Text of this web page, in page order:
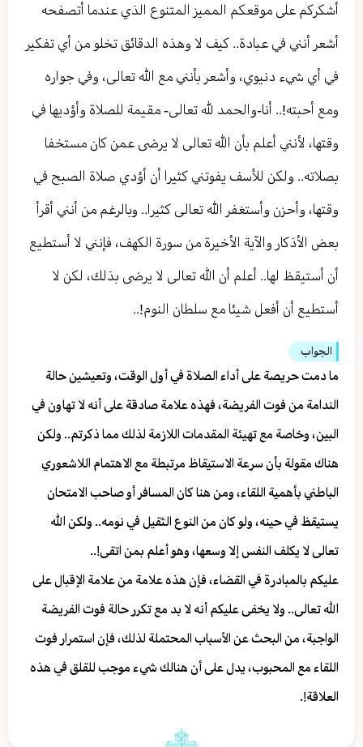
أشكركم على موقعكم المميز المتنوع الذي عندما أتصفحه
أشعر أنني في عبادة.. كيف لا وهذه الدقائق تخلو من أي تفكير
في أي شيء دنيوي، وأشعر بأنني مع الله تعالى، وفي جواره
ومع أحبته!.. أنا-والحمد لله تعالى- مقيمة للصلاة وأؤديها في
وقتها، لأنني أعلم بأن الله تعالى لا يرضى عمن كان مستخفا
بصلاته.. ولكن للأسف يفوتني كثيرا أن أؤدي صلاة الصبح في
وقتها، وأحزن وأستغفر الله تعالى كثيرا.. وبالرغم من أنني أقرأ
بعض الأذكار والآية الأخيرة من سورة الكهف، فإنني لا أستطيع
أن أستيقظ لها.. أعلم أن الله تعالى لا يرضى بذلك، لكن لا
أستطيع أن أفعل شيئا مع سلطان النوم!..
الجواب
ما دمت حريصة على أداء الصلاة في أول الوقت، وتعيشين حالة
الندامة من فوت الفريضة، فهذه علامة صادقة على أنه لا تهاون في
البين، وخاصة مع تهيئة المقدمات اللازمة لذلك مما ذكرتم.. ولكن
هناك مقولة بأن سرعة الاستيقاظ مرتبطة مع الاهتمام اللاشعوري
الباطني بأهمية اللقاء، ومن هنا كان المسافر أو صاحب الامتحان
يستيقظ في حينه، ولو كان من النوع الثقيل في نومه.. ولكن الله
تعالى لا يكلف النفس إلا وسعها، وهو أعلم بمن اتقى!..
عليكم بالمبادرة في القضاء، فإن هذه علامة من علامة الإقبال على
الله تعالى.. ولا يخفى عليكم أنه لا بد مع تكرر حالة فوت الفريضة
الواجبة، من البحث عن الأسباب المحتملة لذلك، فإن استمرار فوت
اللقاء مع المحبوب، يدل على أن هنالك شيء موجب للقلق في هذه
العلاقة!.